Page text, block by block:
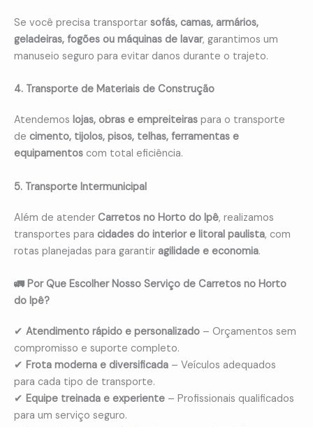
Se você precisa transportar sofás, camas, armários,
geladeiras, fogões ou máquinas de lavar, garantimos um
manuseio seguro para evitar danos durante o trajeto.
4. Transporte de Materiais de Construção
Atendemos lojas, obras e empreiteiras para o transporte
de cimento, tijolos, pisos, telhas, ferramentas e
equipamentos com total eficiência.
5. Transporte Intermunicipal
Além de atender Carretos no Horto do Ipê, realizamos
transportes para cidades do interior e litoral paulista, com
rotas planejadas para garantir agilidade e economia.
🚛 Por Que Escolher Nosso Serviço de Carretos no Horto
do Ipê?
✔ Atendimento rápido e personalizado – Orçamentos sem
compromisso e suporte completo.
✔ Frota moderna e diversificada – Veículos adequados
para cada tipo de transporte.
✔ Equipe treinada e experiente – Profissionais qualificados
para um serviço seguro.